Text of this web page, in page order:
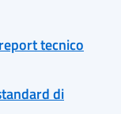
tecnico
di